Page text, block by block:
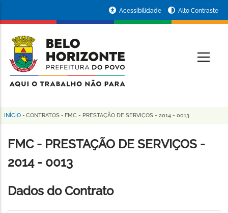
conteúdo
principal
da
Prefeitura
de
Horizonte
Acessibilidade Alto Contraste
Trilha
de
navegação
INÍCIO - CONTRATOS - FMC - PRESTAÇÃO DE SERVIÇOS - 2014 - 0013
FMC - PRESTAÇÃO DE SERVIÇOS -
2014 - 0013
Dados do Contrato